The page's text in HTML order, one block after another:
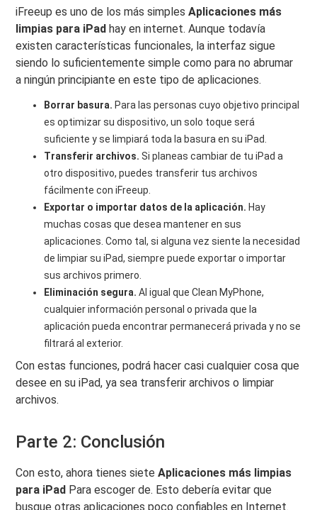
iFreeup es uno de los más simplesAplicaciones más
limpias para iPadhay en internet. Aunque todavía
existen características funcionales, la interfaz sigue
siendo lo suficientemente simple como para no abrumar
a ningún principiante en este tipo de aplicaciones.
Borrar basura. Para las personas cuyo objetivo principal
es optimizar su dispositivo, un solo toque será
suficiente y se limpiará toda la basura en su iPad.
Transferir archivos.Si planeas cambiar de tu iPad a
otro dispositivo, puedes transferir tus archivos
fácilmente con iFreeup.
Exportar o importar datos de la aplicación. Hay
muchas cosas que desea mantener en sus
aplicaciones. Como tal, si alguna vez siente la necesidad
de limpiar su iPad, siempre puede exportar o importar
sus archivos primero.
Eliminación segura.Al igual que Clean MyPhone,
cualquier información personal o privada que la
aplicación pueda encontrar permanecerá privada y no se
filtrará al exterior.
Con estas funciones, podrá hacer casi cualquier cosa que
desee en su iPad, ya sea transferir archivos o limpiar
archivos.
Parte 2: Conclusión
Con esto, ahora tienes sieteAplicaciones más limpias
para iPad Para escoger de. Esto debería evitar que
busque otras aplicaciones poco confiables en Internet.